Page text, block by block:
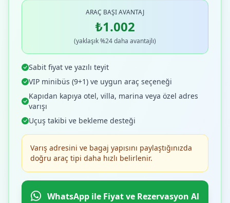
ARAÇ BAŞI AVANTAJ
₺1.002
(yaklaşık %24 daha avantajlı)
Sabit fiyat ve yazılı teyit
VIP minibüs (9+1) ve uygun araç seçeneği
Kapıdan kapıya otel, villa, marina veya özel adres
varışı
Uçuş takibi ve bekleme desteği
Varış adresini ve bagaj yapısını paylaştığınızda
doğru araç tipi daha hızlı belirlenir.
WhatsApp ile Fiyat ve Rezervasyon Al